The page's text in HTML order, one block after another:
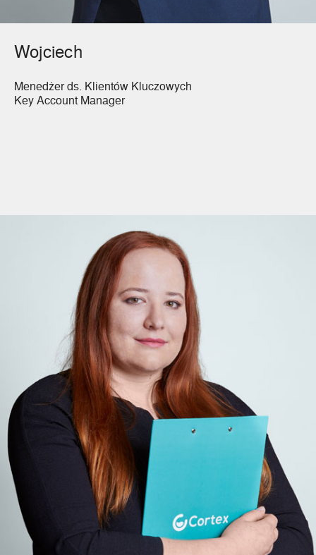
Wojciech
Menedżer ds. Klientów Kluczowych
Key Account Manager